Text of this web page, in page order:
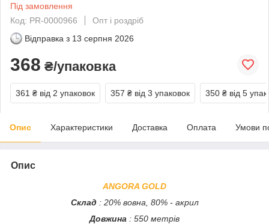
Під замовлення
Код: PR-0000966
Опт і роздріб
Відправка з 13 серпня 2026
368 ₴/упаковка
361 ₴ від 2 упаковок 357 ₴ від 3 упаковок 350 ₴ від 5
Опис Характеристики Доставка Оплата Умови
Опис
ANGORA GOLD
Склад : 20% вовна, 80% - акрил
Довжина : 550 метрів